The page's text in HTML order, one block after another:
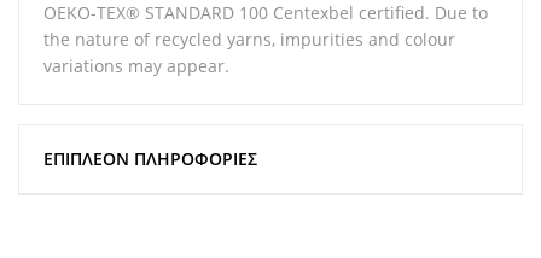
OEKO-TEX® STANDARD 100 Centexbel certified. Due to
the nature of recycled yarns, impurities and colour
variations may appear.
ΕΠΙΠΛΈΟΝ ΠΛΗΡΟΦΟΡΊΕΣ